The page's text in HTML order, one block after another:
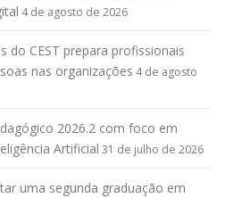
4 de agosto de 2026
do CEST prepara profissionais
nas organizações 4 de agosto
2026.2 com foco em
Artificial 31 de julho de 2026
uma segunda graduação em